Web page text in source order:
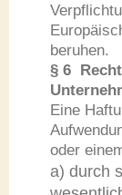
beruhen.
§ 6
Eine
oder
a) durch